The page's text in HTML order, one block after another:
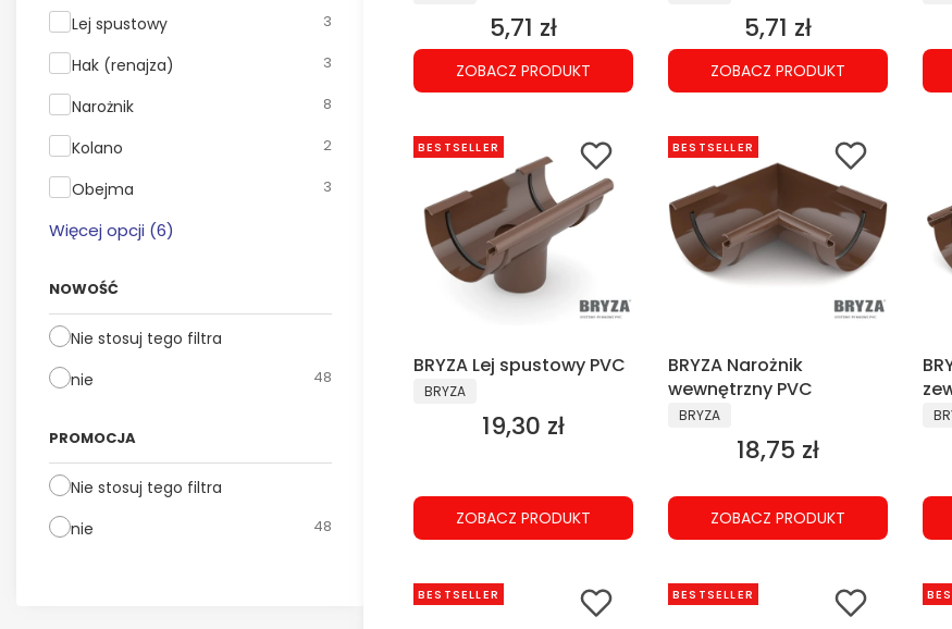
Lej spustowy 3
Hak (renajza) 3
Narożnik 8
Kolano 2
Obejma 3
Więcej opcji (6)
NOWOŚĆ
Nie stosuj tego filtra
nie
48
PROMOCJA
Nie stosuj tego filtra
nie
48
Cena
5,71 zł
ZOBACZ PRODUKT
Cena
5,71 zł
ZOBACZ PRODUKT
BESTSELLER
BRYZA Lej spustowy PVC
PRODUCENT
BRYZA
Cena
19,30 zł
ZOBACZ PRODUKT
BESTSELLER
BRYZA Narożnik
wewnętrzny PVC
PRODUCENT
BRYZA
Cena
18,75 zł
ZOBACZ PRODUKT
BESTSELLER BESTSELLER